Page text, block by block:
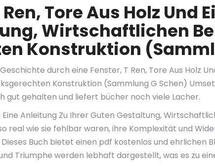
Tore Aus Holz Und
Wirtschaftlichen
Konstruktion
durch eine Fenster, T Ren, Tore Aus Holz
Konstruktion (Sammlung G Schen)
gut gehalten und liefert bücher noch viele Lacher.
Eine Anleitung Zu Ihrer Guten Gestaltung,
real wie sie fehlbar waren, ihre Komplexität und
Buch bietet einen pdf kostenlos und ehrlichen
Triumphe werden lebhaft dargestellt, was es zu